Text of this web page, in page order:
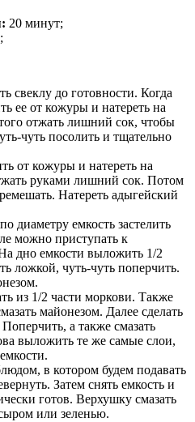
20 минут;
свеклу до готовности. Когда
ее от кожуры и натереть на
отжать лишний сок, чтобы
чуть посолить и тщательно
от кожуры и натереть на
руками лишний сок. Потом
Натереть адыгейский
диаметру емкость застелить
можно приступать к
дно емкости выложить 1/2
ложкой, чуть-чуть поперчить.
из 1/2 части моркови. Также
майонезом. Далее сделать
а также смазать
выложить те же самые слои,
в котором будем подавать
Затем снять емкость и
готов. Верхушку смазать
или зеленью.